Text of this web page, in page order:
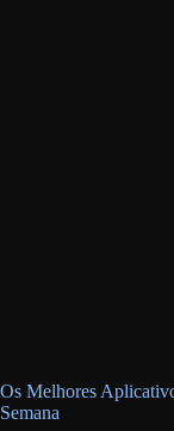
Os Melhores
Semana